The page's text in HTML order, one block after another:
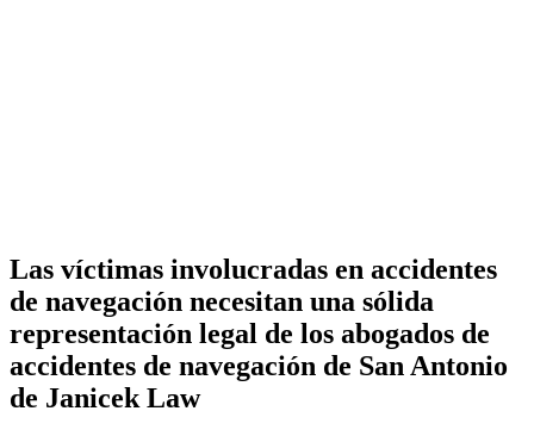
Las víctimas involucradas en accidentes
de navegación necesitan una sólida
representación legal de los abogados de
accidentes de navegación de San Antonio
de Janicek Law